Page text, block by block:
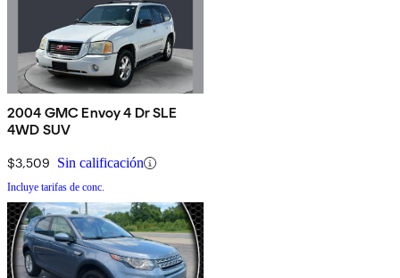
2004 GMC Envoy 4 Dr SLE
4WD SUV
$3,509 Sin calificación
Incluye tarifas de conc.